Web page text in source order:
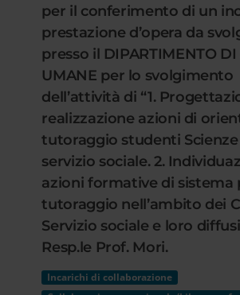
per il conferimento di un
prestazione d’opera da
presso il DIPARTIMENTO DI
UMANE per lo svolgimento
dell’attività di “1.
realizzazione azioni di
tutoraggio studenti Scienze
servizio sociale. 2.
azioni formative di sistema
tutoraggio nell’ambito dei
Servizio sociale e loro
Resp.le Prof. Mori.
Incarichi di collaborazione